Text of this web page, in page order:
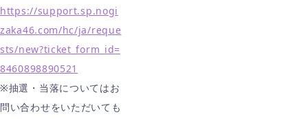
https://support.sp.nogi
zaka46.com/hc/ja/reque
sts/new?ticket_form_id=
8460898890521
※抽選・当落についてはお
問い合わせをいただいても